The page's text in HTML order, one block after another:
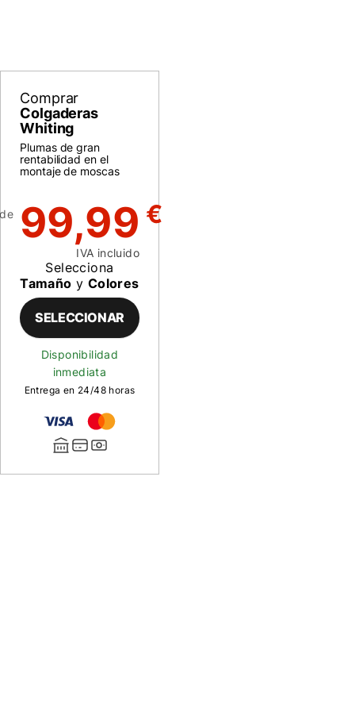
Comprar
Colgaderas
Whiting
Plumas de gran
rentabilidad en el
montaje de moscas
99,99 €
IVA incluido
Selecciona
Tamaño y Colores
SELECCIONAR
Disponibilidad
inmediata
Entrega en 24/48 horas